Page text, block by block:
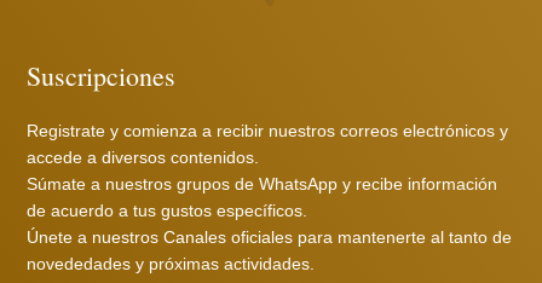
Suscripciones
Registrate y comienza a recibir nuestros correos electrónicos y
accede a diversos contenidos.
Súmate a nuestros grupos de WhatsApp y recibe información
de acuerdo a tus gustos específicos.
Únete a nuestros Canales oficiales para mantenerte al tanto de
novededades y próximas actividades.